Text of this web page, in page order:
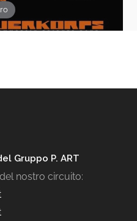
Gruppo P. ART
nostro circuito: